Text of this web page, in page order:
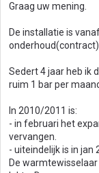
Graag uw mening.
De installatie is
onderhoud(contract)
Sedert 4 jaar heb ik
ruim 1 bar per
In 2010/2011 is:
- in februari het
vervangen.
- uiteindelijk is in jan
De